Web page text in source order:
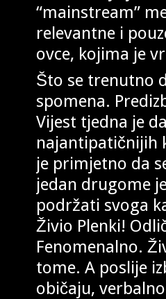
“mainstream”
relevantne i
ovce, kojima je
Što se trenutno
spomena.
Vijest tjedna je
najantipatičnijih
je primjetno da
jedan drugome
podržati svoga
Živio Plenki!
Fenomenalno.
tome. A poslije
običaju,